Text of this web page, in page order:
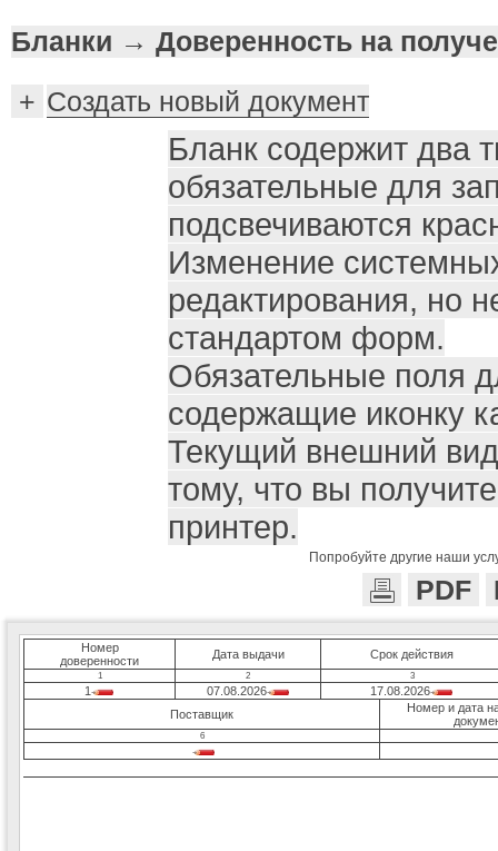
Бланки → Доверенность на
+ Создать новый документ
Бланк содержит два
обязательные для
подсвечиваются
Изменение
редактирования, но
стандартом форм.
Обязательные поля
содержащие иконку
Текущий внешний вид
тому, что вы
принтер.
Попробуйте другие наши
PDF
Номер
доверенности
Дата выдачи Срок действия
1 2 3
1 07.08.2026
17.08.2026
Поставщик
Номер и дата
6